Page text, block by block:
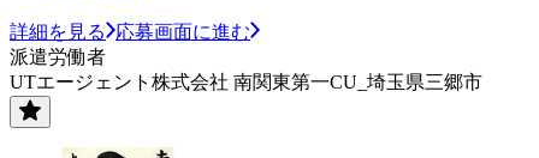
詳細を見る
応募画面に進む
派遣労働者
UTエージェント株式会社 南関東第一CU_埼玉県三郷市